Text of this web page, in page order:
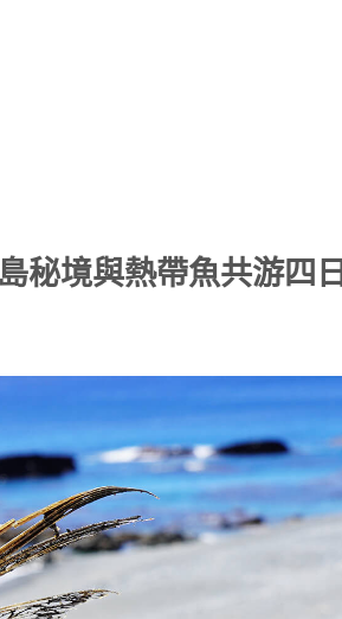
秘境與熱帶魚共游四日